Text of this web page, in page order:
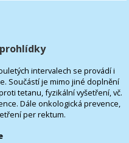
intervalech se provádí i
Součástí je mimo jiné doplnění
tetanu, fyzikální vyšetření, vč.
Dále onkologická prevence,
per rektum.